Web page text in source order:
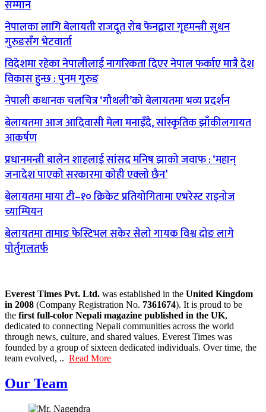
सम्मान
नेपालका लागि बेलायती राजदूत रोब फेनद्वारा गृहमन्त्री सुधन
गुरुङसँग भेटवार्ता
विदेशमा रहेका नेपालीलाई नागरिकता दिएर नेपाल फर्काए मात्रै देश
विकास हुन्छ : पुनम गुरुङ
नेपाली कथानक चलचित्र ‘गौथली’को बेलायतमा भव्य प्रदर्शन
बेलायतमा आज आदिवासी मेला मनाइँदै, सांस्कृतिक झाँकीलगायत
आकर्षण
प्रधानमन्त्री बालेन शाहलाई सांसद मनिष झाको जवाफ : ‘महान्
जनादेश पाएको सरकारमा कोही एक्लो छैन’
बेलायतमा माया टी–१० क्रिकेट प्रतियोगितामा एभरेस्ट राइनोज
च्याम्पियन
बेलायतमा तामाङ फेस्टिभल सकेर सेलो गायक विश्व दोङ लागे
पोर्तुगलतर्फ
Everest Times Pvt. Ltd. was established in the United Kingdom
in 2008 (Company Registration No. 7361674). It is proud to be
the first full-color Nepali magazine published in the UK,
dedicated to connecting Nepali communities across the world
through news, culture, and shared values. Everest Times was
founded by a group of sixteen dedicated individuals. Over time, the
team evolved, .. Read More
Our Team